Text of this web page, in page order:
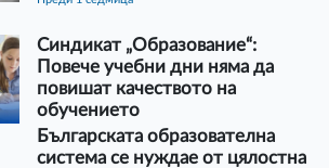
Синдикат „Образование“:
Повече учебни дни няма да
повишат качеството на
обучението
Българската образователна
система се нуждае от цялостна